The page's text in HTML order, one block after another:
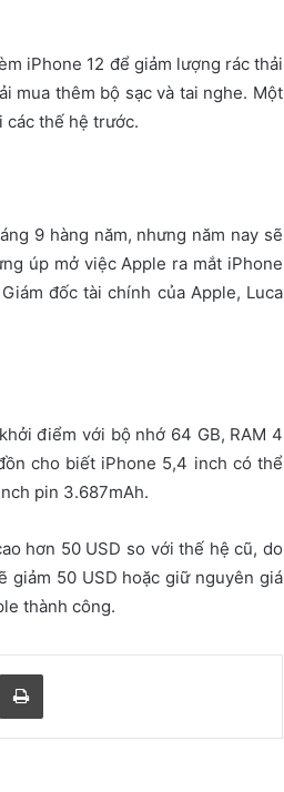
iPhone 12 để giảm lượng rác thải
mua thêm bộ sạc và tai nghe. Một
các thế hệ trước.
9 hàng năm, nhưng năm nay sẽ
úp mở việc Apple ra mắt iPhone
đốc tài chính của Apple, Luca
điểm với bộ nhớ 64 GB, RAM 4
cho biết iPhone 5,4 inch có thể
pin 3.687mAh.
hơn 50 USD so với thế hệ cũ, do
giảm 50 USD hoặc giữ nguyên giá
thành công.
In